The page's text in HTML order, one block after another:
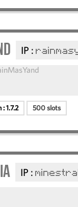
IP :
:1.7.2 500 slots
IP :